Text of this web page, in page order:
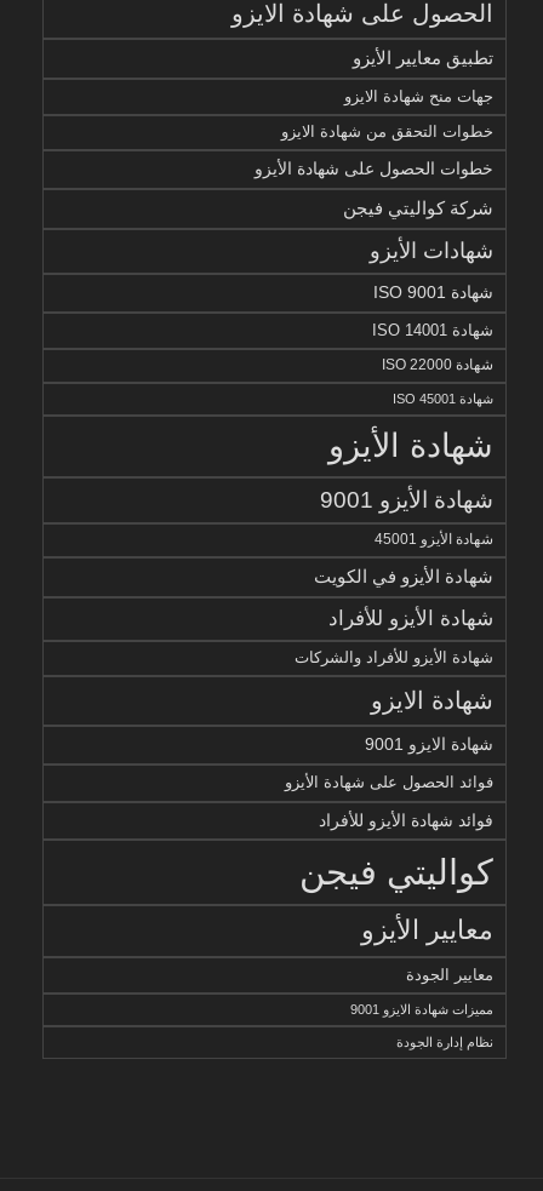
الحصول على شهادة الايزو
تطبيق معايير الأيزو
جهات منح شهادة الايزو
خطوات التحقق من شهادة الايزو
خطوات الحصول على شهادة الأيزو
شركة كواليتي فيجن
شهادات الأيزو
شهادة ISO 9001
شهادة ISO 14001
شهادة ISO 22000
شهادة ISO 45001
شهادة الأيزو
شهادة الأيزو 9001
شهادة الأيزو 45001
شهادة الأيزو في الكويت
شهادة الأيزو للأفراد
شهادة الأيزو للأفراد والشركات
شهادة الايزو
شهادة الايزو 9001
فوائد الحصول على شهادة الأيزو
فوائد شهادة الأيزو للأفراد
كواليتي فيجن
معايير الأيزو
معايير الجودة
مميزات شهادة الايزو 9001
نظام إدارة الجودة